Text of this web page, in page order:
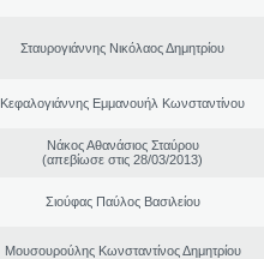
Σταυρογιάννης Νικόλαος Δημητρίου
Κεφαλογιάννης Εμμανουήλ Κωνσταντίνου
Νάκος Αθανάσιος Σταύρου
(απεβίωσε στις 28/03/2013)
Σιούφας Παύλος Βασιλείου
Μουσουρούλης Κωνσταντίνος Δημητρίου